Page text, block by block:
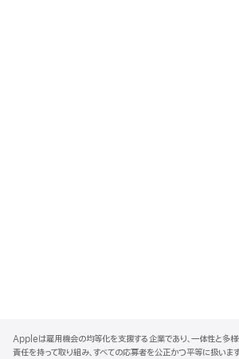
p
p
Appleは雇用機会の均等化を支援する企業であり、一体性と多様
責任を持って取り組み、すべての応募者を公正かつ平等に扱いま